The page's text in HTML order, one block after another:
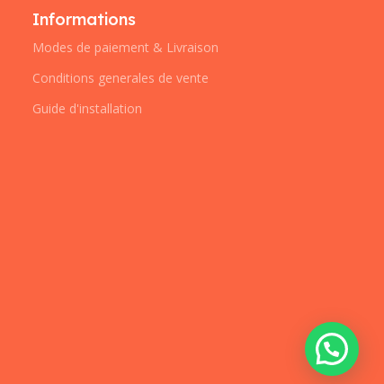
Informations
Modes de paiement & Livraison
Conditions generales de vente
Guide d'installation